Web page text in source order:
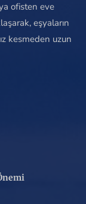
ofisten eve
eşyaların
kesmeden uzun